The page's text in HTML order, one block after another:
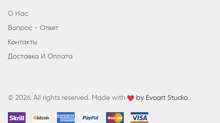
О Нас
Вопрос - Ответ
Контакты
Доставка И Оплата
© 2026. All rights reserved. Made with by Evoart Studio